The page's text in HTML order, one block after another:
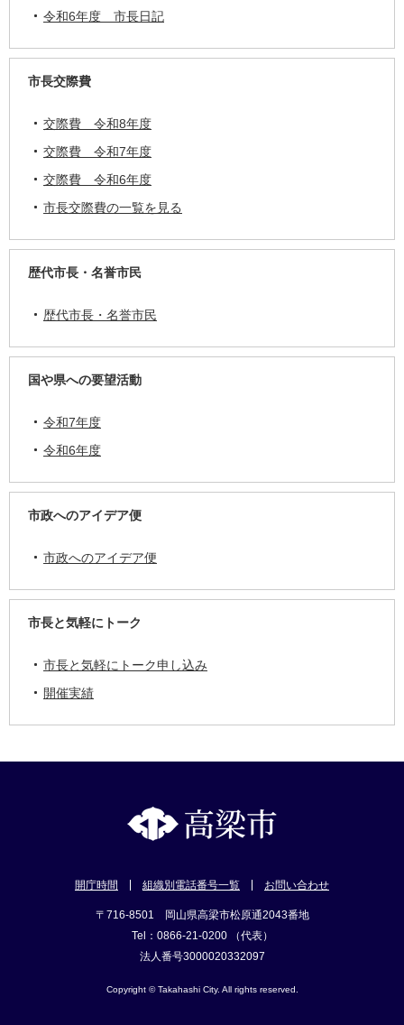
令和6年度 市長日記
市長交際費
交際費 令和8年度
交際費 令和7年度
交際費 令和6年度
市長交際費の一覧を見る
歴代市長・名誉市民
歴代市長・名誉市民
国や県への要望活動
令和7年度
令和6年度
市政へのアイデア便
市政へのアイデア便
市長と気軽にトーク
市長と気軽にトーク申し込み
開催実績
開庁時間 組織別電話番号一覧 お問い合わせ
〒716-8501 岡山県高梁市松原通2043番地
Tel：0866-21-0200 （代表）
法人番号3000020332097
Copyright © Takahashi City. All rights reserved.